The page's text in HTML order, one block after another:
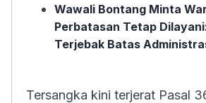
Wawali Bontang Minta
Perbatasan Tetap
Terjebak Batas
Tersangka kini terjerat Pasal